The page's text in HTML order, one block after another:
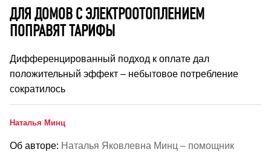
ДЛЯ ДОМОВ С ЭЛЕКТРООТОПЛЕНИЕМ
ПОПРАВЯТ ТАРИФЫ
Дифференцированный подход к оплате дал
положительный эффект – небытовое потребление
сократилось
Наталья Минц
Об авторе: Наталья Яковлевна Минц – помощник